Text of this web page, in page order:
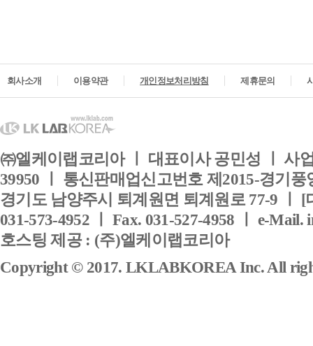
회사소개 이용약관 개인정보처리방침 제휴문의
㈜엘케이랩코리아 ㅣ 대표이사 공민성 ㅣ 사
39950 ㅣ 통신판매업신고번호 제2015-경기풍
경기도 남양주시 퇴계원면 퇴계원로 77-9 ㅣ
031-573-4952 ㅣ Fax. 031-527-4958 ㅣ e-Mail.
호스팅 제공 : (주)엘케이랩코리아
Copyright © 2017. LKLABKOREA Inc. All